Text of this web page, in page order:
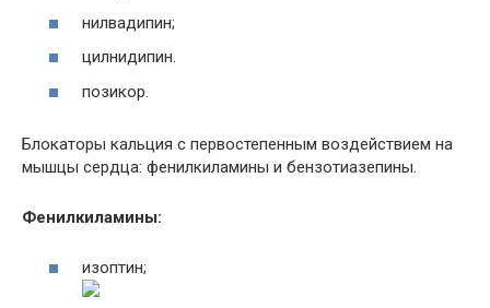
нилвадипин;
цилнидипин.
позикор.
Блокаторы кальция с первостепенным воздействием на
мышцы сердца: фенилкиламины и бензотиазепины.
Фенилкиламины:
изоптин;